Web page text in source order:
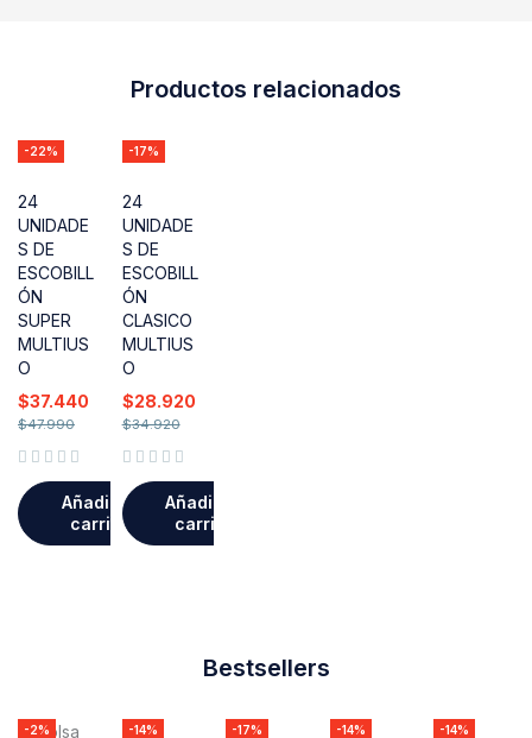
Productos relacionados
-22%
24
UNIDADE
S DE
ESCOBILL
ÓN
SUPER
MULTIUS
O
$47.990
$37.440
Añadir al
carrito
-17%
24
UNIDADE
S DE
ESCOBILL
ÓN
CLASICO
MULTIUS
O
$34.920
$28.920
Añadir al
carrito
Bestsellers
-2% -14% -17% -14% -14%